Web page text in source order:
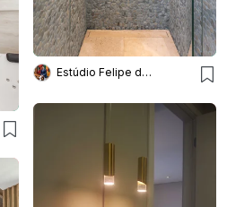
Estúdio Felipe de Almeida